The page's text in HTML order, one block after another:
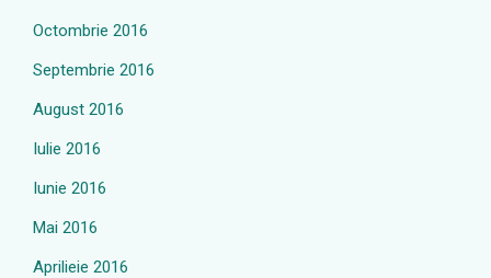
Octombrie 2016
Septembrie 2016
August 2016
Iulie 2016
Iunie 2016
Mai 2016
Aprilieie 2016